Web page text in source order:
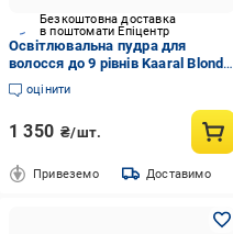
Безкоштовна доставка
в поштомати Епіцентр
Освітлювальна пудра для
волосся до 9 рівнів Kaaral Blonde
Elevation Yellow Out Extreme Lift
Powder 500 г
оцінити
1 350 ₴/шт.
Привеземо Доставимо